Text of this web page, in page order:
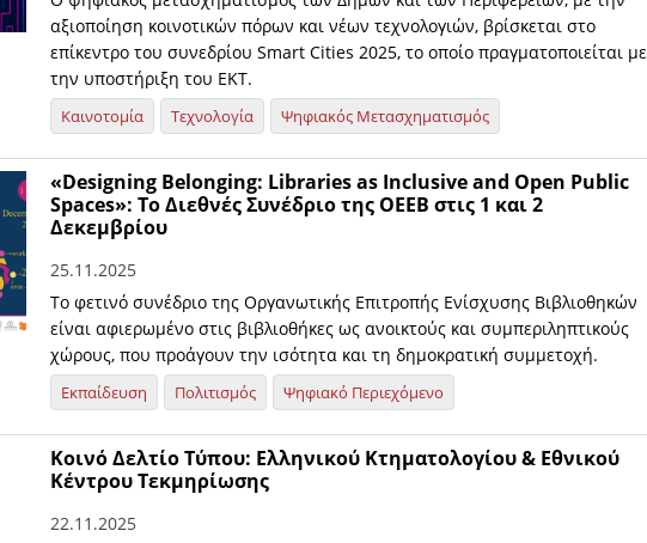
αξιοποίηση κοινοτικών πόρων και νέων τεχνολογιών, βρίσκεται στο
επίκεντρο του συνεδρίου Smart Cities 2025, το οποίο πραγματοποιείται με
την υποστήριξη του ΕΚΤ.
Καινοτομία Τεχνολογία Ψηφιακός Μετασχηματισμός
«Designing Belonging: Libraries as Inclusive and Open Public
Spaces»: Το Διεθνές Συνέδριο της ΟΕΕΒ στις 1 και 2
Δεκεμβρίου
25.11.2025
Το φετινό συνέδριο της Οργανωτικής Επιτροπής Ενίσχυσης Βιβλιοθηκών
είναι αφιερωμένο στις βιβλιοθήκες ως ανοικτούς και συμπεριληπτικούς
χώρους, που προάγουν την ισότητα και τη δημοκρατική συμμετοχή.
Εκπαίδευση Πολιτισμός Ψηφιακό Περιεχόμενο
Κοινό Δελτίο Τύπου: Ελληνικού Κτηματολογίου & Εθνικού
Κέντρου Τεκμηρίωσης
22.11.2025